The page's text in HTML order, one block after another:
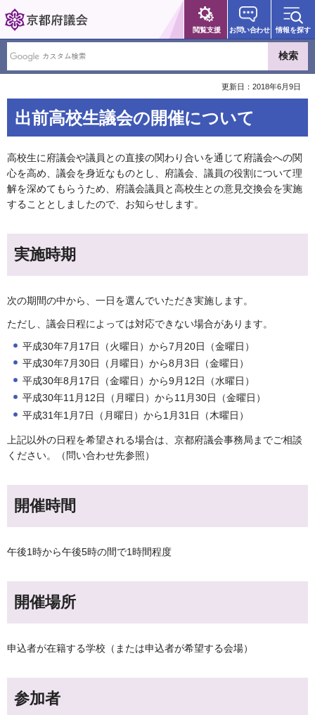
京都府議会
閲覧支援 お問い合わせ 情報を探す
更新日：2018年6月9日
出前高校生議会の開催について
高校生に府議会や議員との直接の関わり合いを通じて府議会への関
心を高め、議会を身近なものとし、府議会、議員の役割について理
解を深めてもらうため、府議会議員と高校生との意見交換会を実施
することとしましたので、お知らせします。
実施時期
次の期間の中から、一日を選んでいただき実施します。
ただし、議会日程によっては対応できない場合があります。
平成30年7月17日（火曜日）から7月20日（金曜日）
平成30年7月30日（月曜日）から8月3日（金曜日）
平成30年8月17日（金曜日）から9月12日（水曜日）
平成30年11月12日（月曜日）から11月30日（金曜日）
平成31年1月7日（月曜日）から1月31日（木曜日）
上記以外の日程を希望される場合は、京都府議会事務局までご相談
ください。（問い合わせ先参照）
開催時間
午後1時から午後5時の間で1時間程度
開催場所
申込者が在籍する学校（または申込者が希望する会場）
参加者